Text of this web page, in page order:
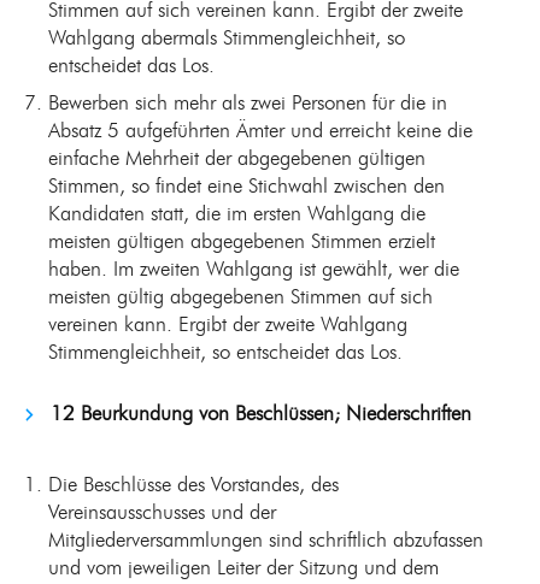
Stimmen auf sich vereinen kann. Ergibt der zweite
Wahlgang abermals Stimmengleichheit, so
entscheidet das Los.
Bewerben sich mehr als zwei Personen für die in
Absatz 5 aufgeführten Ämter und erreicht keine die
einfache Mehrheit der abgegebenen gültigen
Stimmen, so findet eine Stichwahl zwischen den
Kandidaten statt, die im ersten Wahlgang die
meisten gültigen abgegebenen Stimmen erzielt
haben. Im zweiten Wahlgang ist gewählt, wer die
meisten gültig abgegebenen Stimmen auf sich
vereinen kann. Ergibt der zweite Wahlgang
Stimmengleichheit, so entscheidet das Los.
12 Beurkundung von Beschlüssen; Niederschriften
Die Beschlüsse des Vorstandes, des
Vereinsausschusses und der
Mitgliederversammlungen sind schriftlich abzufassen
und vom jeweiligen Leiter der Sitzung und dem